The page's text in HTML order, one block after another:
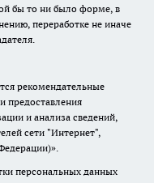
бы то ни было форме, в
переработке не иначе
рекомендательные
предоставления
и анализа сведений,
сети "Интернет",
персональных данных